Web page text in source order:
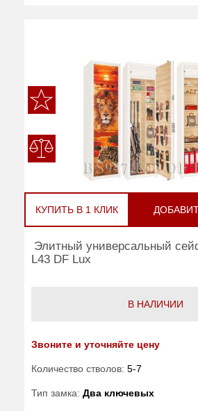
КУПИТЬ В 1 КЛИК
Элитный универсальный
L43 DF Lux
В НАЛИЧИИ
Звоните и уточняйте цену
Количество стволов: 5-7
Тип замка: Два ключевых